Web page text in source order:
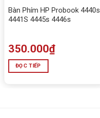
Bàn Phím HP Probook 4440s
4441S 4445s 4446s
350.000₫
ĐỌC TIẾP